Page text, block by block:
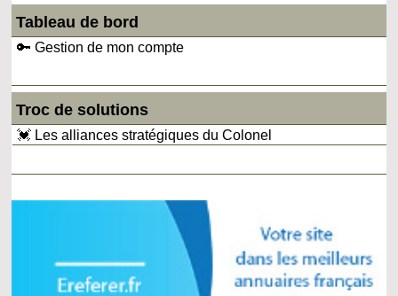
Tableau de bord
🔑 Gestion de mon compte
Troc de solutions
💓 Les alliances stratégiques du Colonel